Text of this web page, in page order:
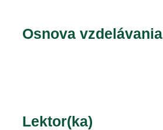
Osnova vzdelávania
Lektor(ka)